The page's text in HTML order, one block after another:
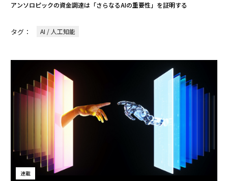
アンソロピックの資金調達は「さらなるAIの重要性」を証明する
タグ： AI / 人工知能
連載